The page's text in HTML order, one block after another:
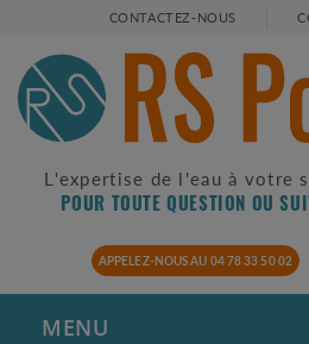
CONTACTEZ-NOUS
L'expertise de l'eau à votre
POUR TOUTE QUESTION OU
APPELEZ-NOUS AU 04 78 33 50 02
MENU